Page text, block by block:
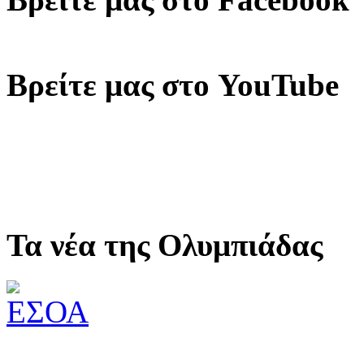
Βρείτε μας στο YouTube
Τα νέα της Ολυμπιάδας